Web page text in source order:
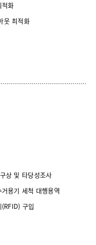
화
웃 최적화
상 및 타당성조사
용기 세척 대행용역
구입